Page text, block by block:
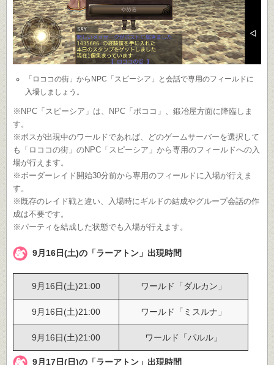
「ロココの街」からNPC「スピーシア」と会話で専用のフィールドに
入場しましょう。
※NPC「スピーシア」は、NPC「ポココ」、鍛冶屋方面に降臨しま
す。
※ボスが出現中のワールドであれば、どのゲームサーバーを選択して
も「ロココの街」のNPC「スピーシア」から専用のフィールドへの入
場が行えます。
※ボーダーレイド開始30分前から専用のフィールドに入場が行えま
す。
※既存のレイド戦と違い、入場時にギルドの結成やグループ会話の作
成は不要です。
※パーティを結成した状態でも入場が行えます。
9月16日(土)の「ラーアトン」出現時間
9月16日(土)21:00 ワールド「ダルカン」
9月16日(土)21:00 ワールド「ミスルナ」
9月16日(土)21:00 ワールド「パルル」
9月17日(日)の「ラーアトン」出現時間